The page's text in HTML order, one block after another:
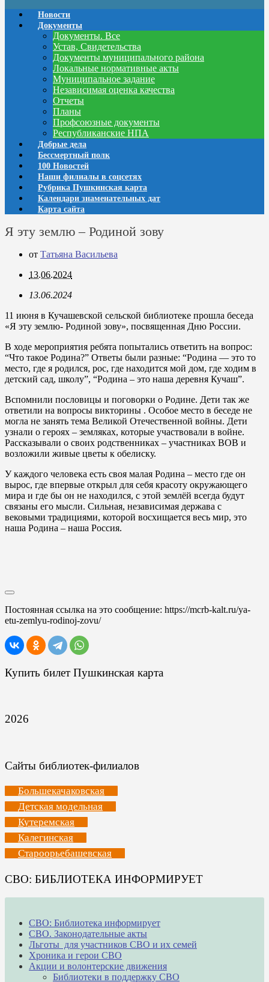
Новости
Документы
Документы. Все
Устав, Свидетельства
Документы муниципального района
Локальные нормативные акты
Муниципальное задание
Независимая оценка качества
Отчеты
Планы
Профсоюзные документы
Республиканские НПА
Добрые дела
Бессмертный полк
100 Новостей
Наши филиалы в соцсетях
Рубрика Пушкинская карта
Календари знаменательных дат
Карта сайта
Я эту землю – Родиной зову
от Татьяна Васильева
13.06.2024
13.06.2024
11 июня в Кучашевской сельской библиотеке прошла беседа
«Я эту землю- Родиной зову», посвященная Дню России.
В ходе мероприятия ребята попытались ответить на вопрос:
“Что такое Родина?” Ответы были разные: “Родина — это то
место, где я родился, рос, где находится мой дом, где ходим в
детский сад, школу”, “Родина – это наша деревня Кучаш”.
Вспомнили пословицы и поговорки о Родине. Дети так же
ответили на вопросы викторины . Особое место в беседе не
могла не занять тема Великой Отечественной войны. Дети
узнали о героях – земляках, которые участвовали в войне.
Рассказывали о своих родственниках – участниках ВОВ и
возложили живые цветы к обелиску.
У каждого человека есть своя малая Родина – место где он
вырос, где впервые открыл для себя красоту окружающего
мира и где бы он не находился, с этой землёй всегда будут
связаны его мысли. Сильная, независимая держава с
вековыми традициями, которой восхищается весь мир, это
наша Родина – наша Россия.
Постоянная ссылка на это сообщение: https://mcrb-kalt.ru/ya-
etu-zemlyu-rodinoj-zovu/
Купить билет Пушкинская карта
2026
Сайты библиотек-филиалов
Большекачаковская
Детская модельная
Кутеремская
Калегинская
Староорьебашевская
СВО: БИБЛИОТЕКА ИНФОРМИРУЕТ
СВО: Библиотека информирует
СВО. Законодательные акты
Льготы для участников СВО и их семей
Хроника и герои СВО
Акции и волонтерские движения
Библиотеки в поддержку СВО